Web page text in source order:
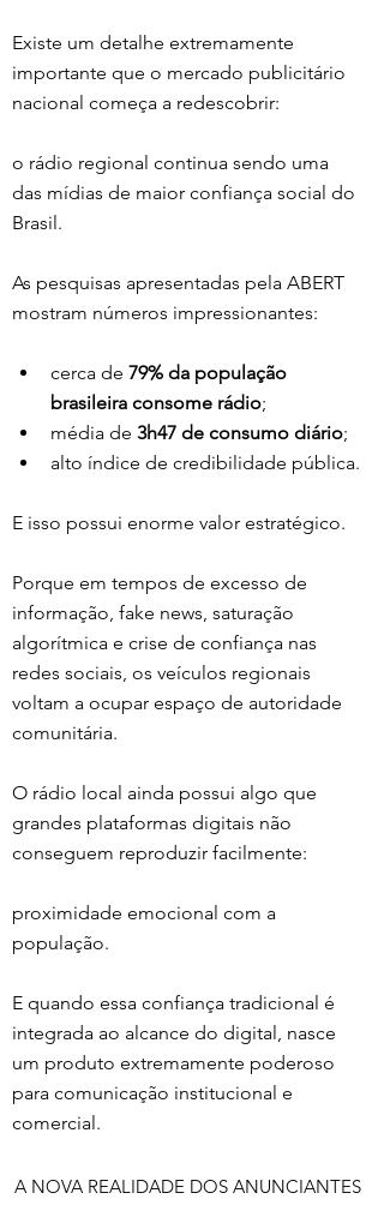
Existe um detalhe extremamente
importante que o mercado publicitário
nacional começa a redescobrir:
o rádio regional continua sendo uma
das mídias de maior confiança social do
Brasil.
As pesquisas apresentadas pela ABERT
mostram números impressionantes:
cerca de 79% da população
brasileira consome rádio;
média de 3h47 de consumo diário;
alto índice de credibilidade pública.
E isso possui enorme valor estratégico.
Porque em tempos de excesso de
informação, fake news, saturação
algorítmica e crise de confiança nas
redes sociais, os veículos regionais
voltam a ocupar espaço de autoridade
comunitária.
O rádio local ainda possui algo que
grandes plataformas digitais não
conseguem reproduzir facilmente:
proximidade emocional com a
população.
E quando essa confiança tradicional é
integrada ao alcance do digital, nasce
um produto extremamente poderoso
para comunicação institucional e
comercial.
A NOVA REALIDADE DOS ANUNCIANTES